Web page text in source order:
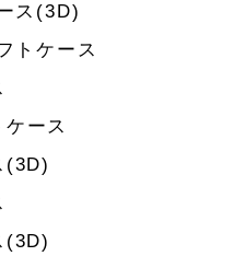
ス(3D)
トケース
ース
(3D)
(3D)